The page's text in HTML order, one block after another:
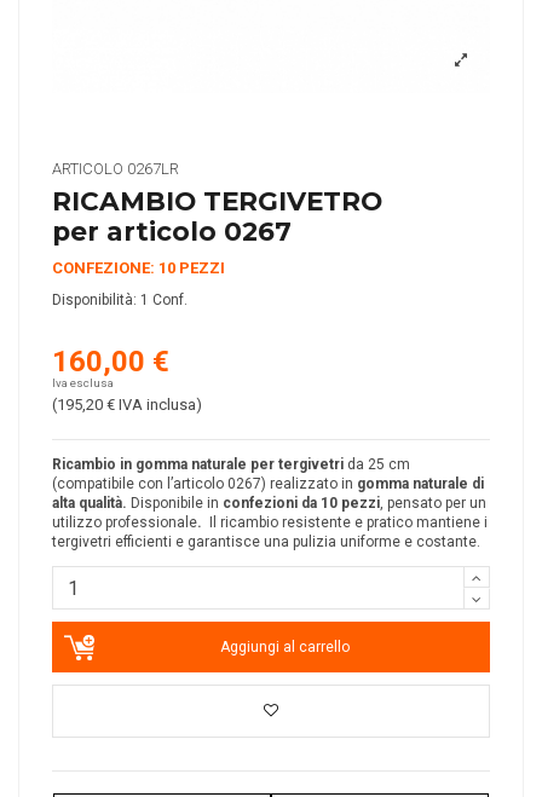
ARTICOLO 0267LR
RICAMBIO TERGIVETRO
per articolo 0267
CONFEZIONE: 10 PEZZI
Disponibilità: 1 Conf.
160,00 €
Iva esclusa
(195,20 € IVA inclusa)
Ricambio in gomma naturale per tergivetri da 25 cm
(compatibile con l’articolo 0267) realizzato in gomma naturale di
alta qualità. Disponibile in confezioni da 10 pezzi, pensato per un
utilizzo professionale. Il ricambio resistente e pratico mantiene i
tergivetri efficienti e garantisce una pulizia uniforme e costante.
Aggiungi al carrello